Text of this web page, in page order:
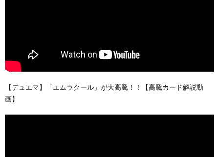
【デュエマ】「エムラクール」が大高騰！！【高騰カード解説動
画】